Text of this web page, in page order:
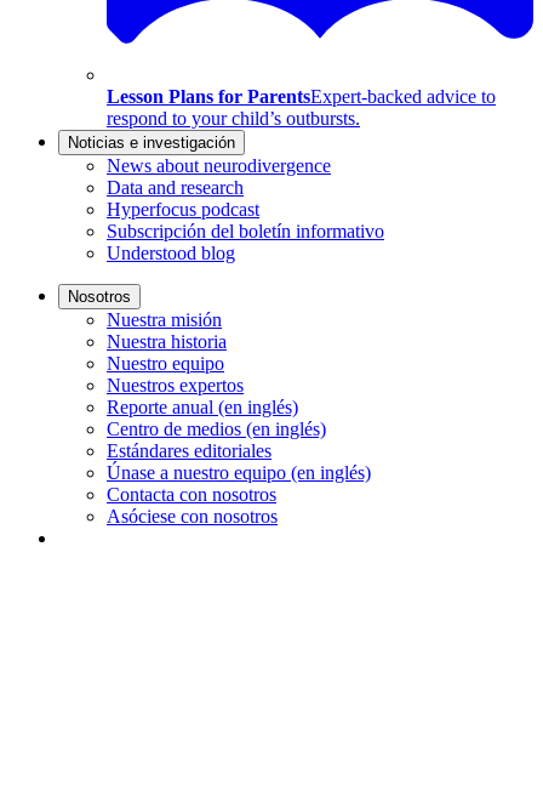
Lesson Plans for ParentsExpert-backed advice to
respond to your child’s outbursts.
Noticias e investigación
News about neurodivergence
Data and research
Hyperfocus podcast
Subscripción del boletín informativo
Understood blog
Nosotros
Nuestra misión
Nuestra historia
Nuestro equipo
Nuestros expertos
Reporte anual (en inglés)
Centro de medios (en inglés)
Estándares editoriales
Únase a nuestro equipo (en inglés)
Contacta con nosotros
Asóciese con nosotros